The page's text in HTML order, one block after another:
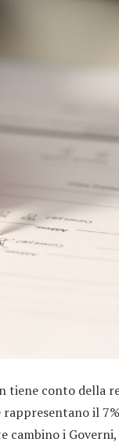
tiene conto della
rappresentano il
cambino i